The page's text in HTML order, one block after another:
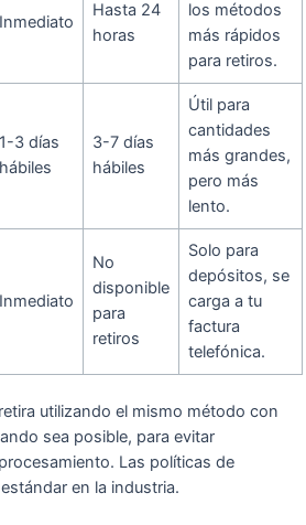
Inmediato
Hasta 24
horas
los métodos
más rápidos
para retiros.
1-3 días
hábiles
3-7 días
hábiles
Útil para
cantidades
más grandes,
pero más
lento.
Inmediato
No
disponible
para
retiros
Solo para
depósitos, se
carga a tu
factura
telefónica.
utilizando el mismo método con
sea posible, para evitar
Las políticas de
en la industria.